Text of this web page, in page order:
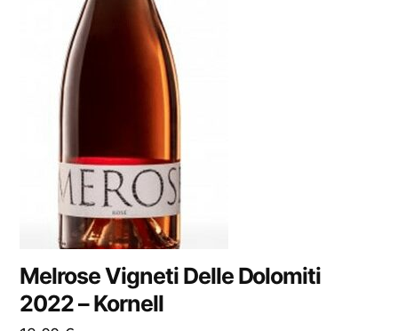
Melrose Vigneti Delle Dolomiti
2022 – Kornell